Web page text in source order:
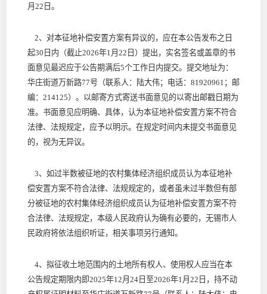
月22日。
2、对本征地补偿安置方案有异议的，应在本公告发布之日
起30日内（截止2026年1月22日）提出，实名签名或盖章的书
面意见最迟应于公告期满后5个工作日内提交。提交地址为：
华庄街道万新路77号（联系人：陆大伟；电话：81920961；邮
编：214125）。以邮寄方式寄送书面意见的以寄出邮戳日期为
准。书面意见应明确、具体，认为本征地补偿安置方案不符合
法律、法规规定，应予以明示。在规定时间内未提交书面意见
的，视为无异议。
3、如过半数被征地的农村集体经济组织成员认为本征地补
偿安置方案不符合法律、法规规定的，或者虽未过半数但有部
分被征地的农村集体经济组织成员认为征地补偿安置方案不符
合法律、法规规定，本级人民政府认为确有必要的，无锡市人
民政府将依法组织听证，相关事项另行通知。
4、拟征收土地范围内的土地所有权人、使用权人应当在本
公告规定期限内即2025年12月24日至2026年1月22日，持不动